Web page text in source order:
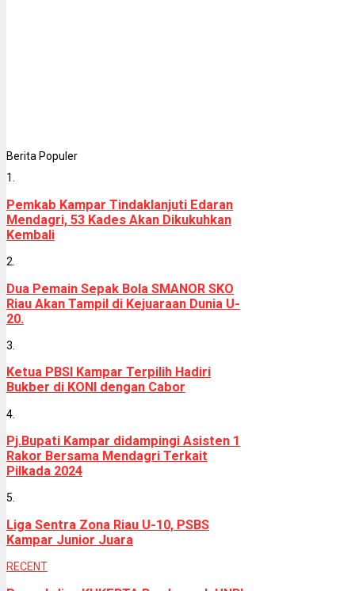
Berita Populer
1.
Pemkab Kampar Tindaklanjuti Edaran
Mendagri, 53 Kades Akan Dikukuhkan
Kembali
2.
Dua Pemain Sepak Bola SMANOR SKO
Riau Akan Tampil di Kejuaraan Dunia U-
20.
3.
Ketua PBSI Kampar Terpilih Hadiri
Bukber di KONI dengan Cabor
4.
Pj.Bupati Kampar didampingi Asisten 1
Rakor Bersama Mendagri Terkait
Pilkada 2024
5.
Liga Sentra Zona Riau U-10, PSBS
Kampar Junior Juara
RECENT